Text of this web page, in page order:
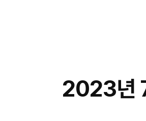
2023년